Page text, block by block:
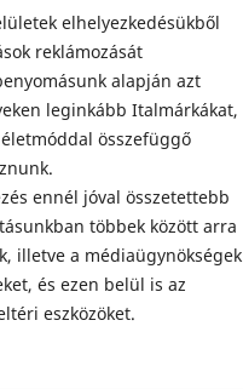
elhelyezkedésükből
reklámozását
alapján azt
leginkább Italmárkákat,
összefüggő
ennél jóval összetettebb
többek között arra
illetve a médiaügynökségek
és ezen belül is az
eszközöket.